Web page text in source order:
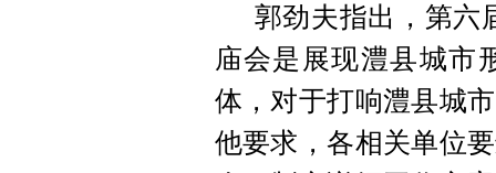
郭劲夫指出，第六
庙会是展现澧县城市
体，对于打响澧县城
他要求，各相关单位